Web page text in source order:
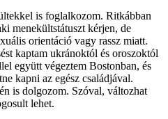
is foglalkozom. Ritkábban
menekültstátuszt kérjen, de
orientáció vagy rassz miatt.
kaptam ukránoktól és oroszoktól
együtt végeztem Bostonban, és
kapni az egész családjával.
is dolgozom. Szóval, változhat
lehet.